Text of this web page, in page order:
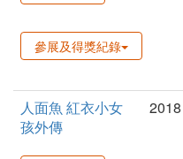
參展及得獎紀錄
人面魚 紅衣小女
孩外傳
2018